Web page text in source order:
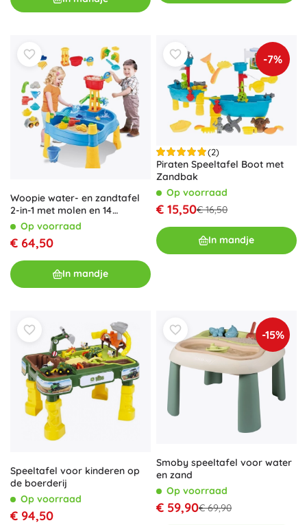
dienen ze alsmultifunctionele werk- en knutseltafel.
Woopie water- en zandtafel
2-in-1 met molen en 14
accessoires
Op voorraad
€ 64,50
In mandje
-7%
(2)
Piraten Speeltafel Boot met
Zandbak
Op voorraad
€ 15,50€ 16,50
In mandje
Speeltafel voor kinderen op
de boerderij
Op voorraad
€ 94,50
-15%
Smoby speeltafel voor water
en zand
Op voorraad
€ 59,90€ 69,90